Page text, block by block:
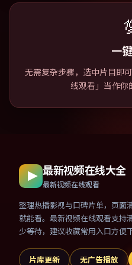
一
无需复杂步骤，选中片目即
线观看」当作你
最新视频在线大全
最新视频在线观看
整理热播影视与口碑片单，页面
就能看。最新视频在线观看支持
少等待，建议收藏常用入口方便
片库更新 无广告播放